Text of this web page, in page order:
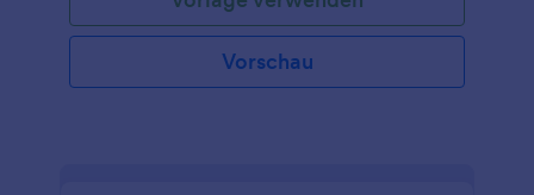
teilnehmen, desto spezifischer werden die
Ergebnisse – es ist eine unterhaltsame Art,
herauszufinden, wie viel Ihr Freund über Sie weiß!
Vorschau